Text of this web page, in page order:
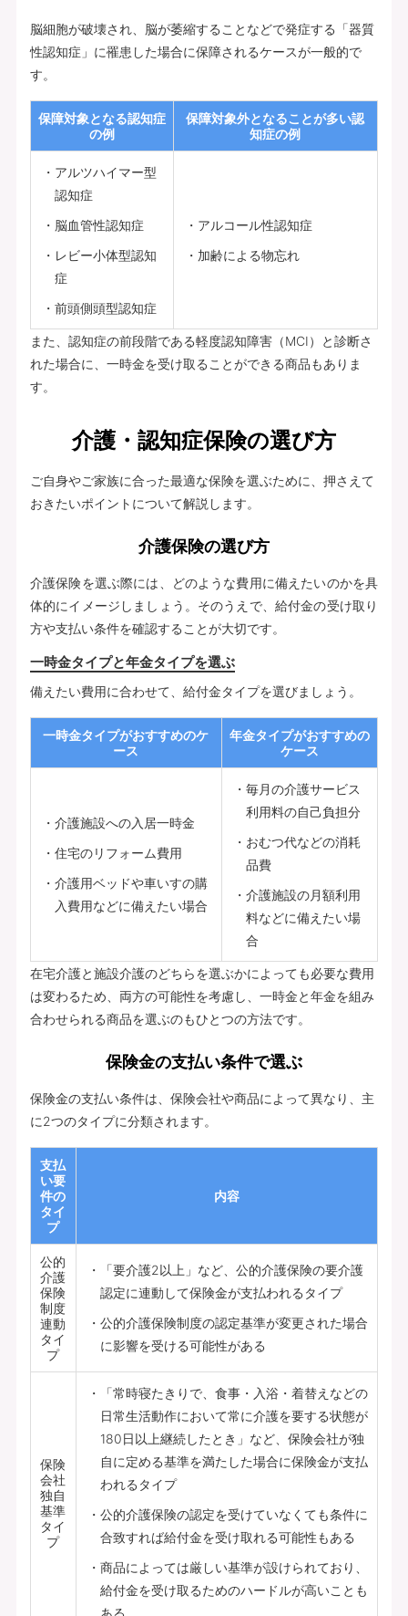
脳細胞が破壊され、脳が萎縮することなどで発症する「器質
性認知症」に罹患した場合に保障されるケースが一般的で
す。
保障対象となる認知症
の例
保障対象外となることが多い認
知症の例
アルツハイマー型
認知症
脳血管性認知症
レビー小体型認知
症
前頭側頭型認知症
アルコール性認知症
加齢による物忘れ
また、認知症の前段階である軽度認知障害（MCI）と診断さ
れた場合に、一時金を受け取ることができる商品もありま
す。
介護・認知症保険の選び方
ご自身やご家族に合った最適な保険を選ぶために、押さえて
おきたいポイントについて解説します。
介護保険の選び方
介護保険を選ぶ際には、どのような費用に備えたいのかを具
体的にイメージしましょう。そのうえで、給付金の受け取り
方や支払い条件を確認することが大切です。
一時金タイプと年金タイプを選ぶ
備えたい費用に合わせて、給付金タイプを選びましょう。
一時金タイプがおすすめのケ
ース
年金タイプがおすすめの
ケース
介護施設への入居一時金
住宅のリフォーム費用
介護用ベッドや車いすの購
入費用などに備えたい場合
毎月の介護サービス
利用料の自己負担分
おむつ代などの消耗
品費
介護施設の月額利用
料などに備えたい場
合
在宅介護と施設介護のどちらを選ぶかによっても必要な費用
は変わるため、両方の可能性を考慮し、一時金と年金を組み
合わせられる商品を選ぶのもひとつの方法です。
保険金の支払い条件で選ぶ
保険金の支払い条件は、保険会社や商品によって異なり、主
に2つのタイプに分類されます。
支払
い要
件の
タイ
プ
内容
公的
介護
保険
制度
連動
タイ
プ
「要介護2以上」など、公的介護保険の要介護
認定に連動して保険金が支払われるタイプ
公的介護保険制度の認定基準が変更された場合
に影響を受ける可能性がある
保険
会社
独自
基準
タイ
プ
「常時寝たきりで、食事・入浴・着替えなどの
日常生活動作において常に介護を要する状態が
180日以上継続したとき」など、保険会社が独
自に定める基準を満たした場合に保険金が支払
われるタイプ
公的介護保険の認定を受けていなくても条件に
合致すれば給付金を受け取れる可能性もある
商品によっては厳しい基準が設けられており、
給付金を受け取るためのハードルが高いことも
ある